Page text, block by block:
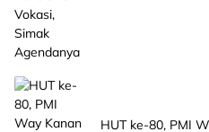
HUT ke-80, PMI